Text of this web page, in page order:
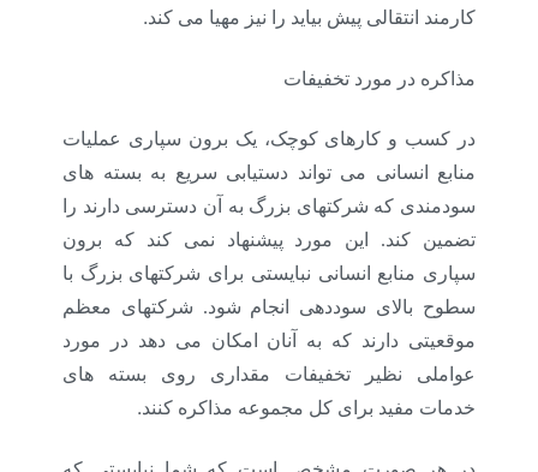
کارمند انتقالی پیش بیاید را نیز مهیا می کند.
مذاکره در مورد تخفیفات
در کسب و کارهای کوچک، یک برون سپاری عملیات
منابع انسانی می تواند دستیابی سریع به بسته های
سودمندی که شرکتهای بزرگ به آن دسترسی دارند را
تضمین کند. این مورد پیشنهاد نمی کند که برون
سپاری منابع انسانی نبایستی برای شرکتهای بزرگ با
سطوح بالای سوددهی انجام شود. شرکتهای معظم
موقعیتی دارند که به آنان امکان می دهد در مورد
عواملی نظیر تخفیفات مقداری روی بسته های
خدمات مفید برای کل مجموعه مذاکره کنند.